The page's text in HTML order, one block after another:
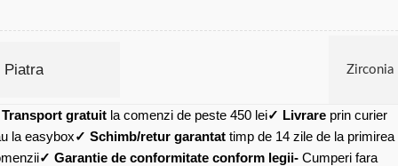
Piatra Zirconia
Transport gratuit la comenzi de peste 450 lei✓ Livrare prin curier
la easybox✓ Schimb/retur garantat timp de 14 zile de la primirea
✓ Garantie de conformitate conform legii- Cumperi fara